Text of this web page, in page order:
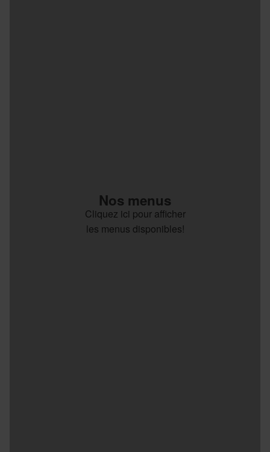
Nos menus
Cliquez ici pour afficher
les menus disponibles!